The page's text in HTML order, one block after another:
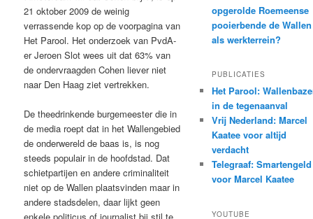
21 oktober 2009 de weinig
verrassende kop op de voorpagina van
Het Parool. Het onderzoek van PvdA-
er Jeroen Slot wees uit dat 63% van
de ondervraagden Cohen liever niet
naar Den Haag ziet vertrekken.
De theedrinkende burgemeester die in
de media roept dat in het Wallengebied
de onderwereld de baas is, is nog
steeds populair in de hoofdstad. Dat
schietpartijen en andere criminaliteit
niet op de Wallen plaatsvinden maar in
andere stadsdelen, daar lijkt geen
opgerolde Roemeense
pooierbende de Wallen
als werkterrein?
PUBLICATIES
Het Parool:
in de tegenaanval
Vrij Nederland: Marcel
Kaatee voor altijd
verdacht
Telegraaf: Smartengeld
voor Marcel Kaatee
YOUTUBE